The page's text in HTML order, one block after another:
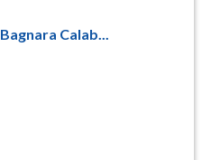
Bagnara Calab...